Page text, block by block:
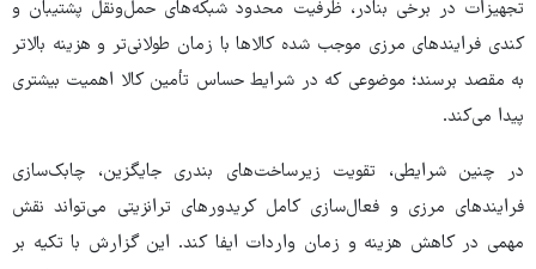
تجهیزات در برخی بنادر، ظرفیت محدود شبکه‌های حمل‌ونقل پشتیبان و
کندی فرایندهای مرزی موجب شده کالاها با زمان طولانی‌تر و هزینه بالاتر
به مقصد برسند؛ موضوعی که در شرایط حساس تأمین کالا اهمیت بیشتری
پیدا می‌کند.
در چنین شرایطی، تقویت زیرساخت‌های بندری جایگزین، چابک‌سازی
فرایندهای مرزی و فعال‌سازی کامل کریدورهای ترانزیتی می‌تواند نقش
مهمی در کاهش هزینه و زمان واردات ایفا کند. این گزارش با تکیه بر